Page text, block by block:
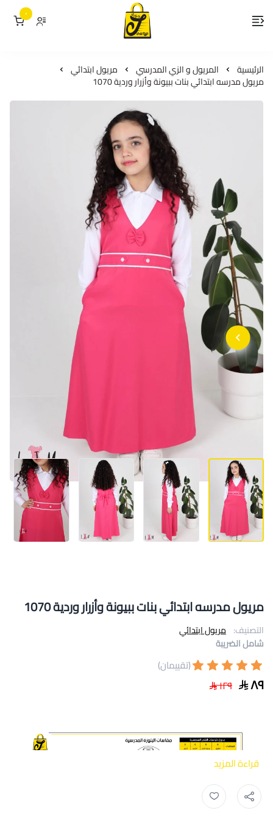
لمسات جوري
٠
الرئيسية المريول و الزي المدرسي مريول ابتدائي
مريول مدرسه ابتدائي بنات ببيونة وأزرار وردية 1070
مريول مدرسه ابتدائي بنات ببيونة وأزرار وردية 1070
التصنيف: مريول ابتدائي
شامل الضريبة
(تقييمان)
٨٩ ١٢٩
قراءة المزيد